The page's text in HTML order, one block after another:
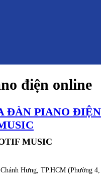
điện online
ĐÀN PIANO ĐIỆN
MUSIC
Hưng, TP.HCM (Phường 4,